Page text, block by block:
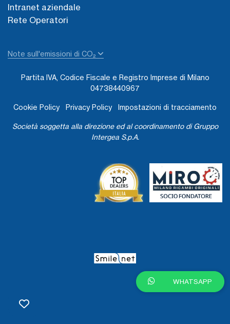
Intranet aziendale
Rete Operatori
Note sull'emissioni di CO₂
Partita IVA, Codice Fiscale e Registro Imprese di Milano
04738440967
Cookie Policy Privacy Policy Impostazioni di tracciamento
Società soggetta alla direzione ed al coordinamento di Gruppo
Intergea S.p.A.
WHATSAPP